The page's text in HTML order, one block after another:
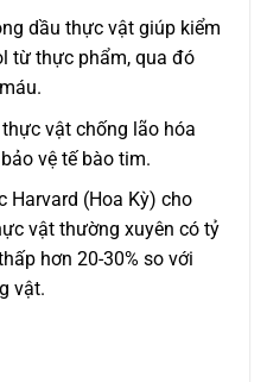
dầu thực vật giúp kiểm
từ thực phẩm, qua đó
vật chống lão hóa
vệ tế bào tim.
Harvard (Hoa Kỳ) cho
vật thường xuyên có tỷ
hơn 20-30% so với
vật.